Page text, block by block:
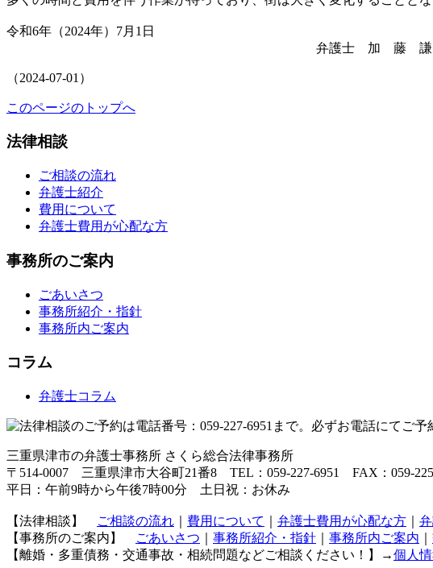
令和6年（2024年）7月1日
弁護士 加 藤 謙
（2024-07-01）
このページのトップへ
法律相談
ご相談の流れ
弁護士紹介
費用について
弁護士費用が心配な方
事務所のご案内
ごあいさつ
事務所紹介・指針
事務所内ご案内
コラム
弁護士コラム
三重県津市の弁護士事務所 さくら総合法律事務所
〒514-0007 三重県津市大谷町21番8 TEL：059-227-6951 FAX：059-
平日：午前9時から午後7時00分 土日祝：お休み
【法律相談】 ご相談の流れ 費用について 弁護士費用が心配な方
【事務所のご案内】
ごあいさつ 事務所紹介・指針 事務所内ご案内
【離婚・多重債務・交通事故・相続問題などご相談ください！】→個人